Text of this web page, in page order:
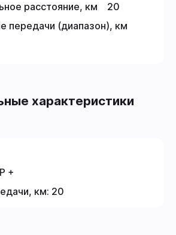
расстояние, км 20
передачи (диапазон), км
характеристики
+
км: 20